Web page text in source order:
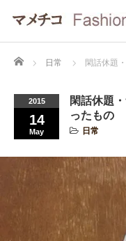
Home 日常 閑話休題
2015
14
May
閑話休題
ったもの
日常